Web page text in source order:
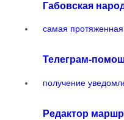
Габовская
самая
Телеграм-
получение
Редактор